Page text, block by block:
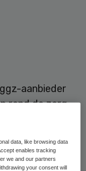
aanbieder
rond de zorg
de
Jeugd (IGJ)
data, like browsing data
enables tracking
we and our partners
your consent will